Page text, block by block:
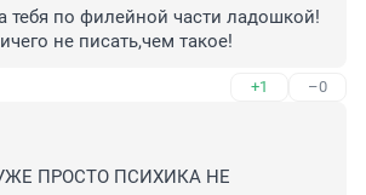
тебя по филейной части ладошкой!
не писать,чем такое!
+1 –0
ПРОСТО ПСИХИКА НЕ